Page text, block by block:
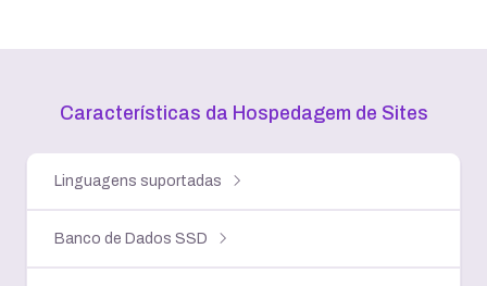
Características da Hospedagem de Sites
Linguagens suportadas
Banco de Dados SSD